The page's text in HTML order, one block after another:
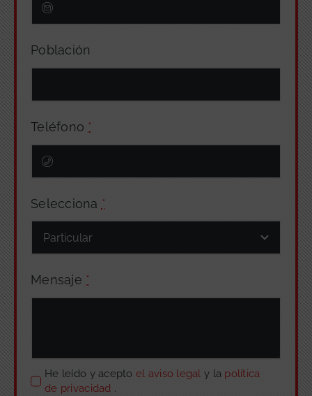
Población
Teléfono *
Selecciona *
Mensaje *
He leído y acepto el aviso legaly la política
de privacidad .